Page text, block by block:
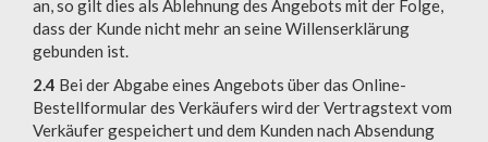
an, so gilt dies als Ablehnung des Angebots mit der Folge,
dass der Kunde nicht mehr an seine Willenserklärung
gebunden ist.
2.4 Bei der Abgabe eines Angebots über das Online-
Bestellformular des Verkäufers wird der Vertragstext vom
Verkäufer gespeichert und dem Kunden nach Absendung